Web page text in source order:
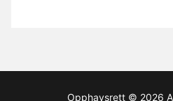
Opphavsrett © 2026